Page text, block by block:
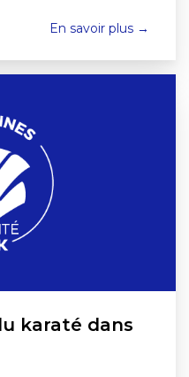
En savoir plus →
karaté dans